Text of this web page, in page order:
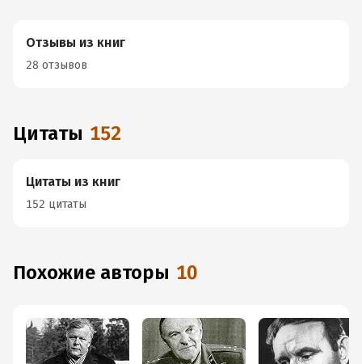
Отзывы из книг
28 отзывов
Цитаты 152
Цитаты из книг
152 цитаты
Похожие авторы 10